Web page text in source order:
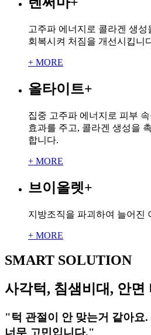
고주파 에너지로 콜라겐 생
회복시켜 처짐을 개선시킵니
+ MORE
올타이트+
집중 고주파 에너지로 피부
효과를 주고, 콜라겐 생성을
합니다.
+ MORE
브이올렛+
지방조직을 파괴하여 늘어진
+ MORE
SMART SOLUTION
사각턱, 침샘비대, 안면
"턱 관절이 안 맞는거 같아요.